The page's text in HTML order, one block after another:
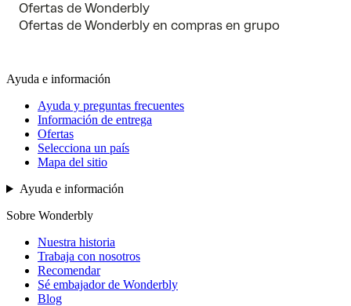
Ofertas de Wonderbly
Ofertas de Wonderbly en compras en grupo
Ayuda e información
Ayuda y preguntas frecuentes
Información de entrega
Ofertas
Selecciona un país
Mapa del sitio
Ayuda e información
Sobre Wonderbly
Nuestra historia
Trabaja con nosotros
Recomendar
Sé embajador de Wonderbly
Blog